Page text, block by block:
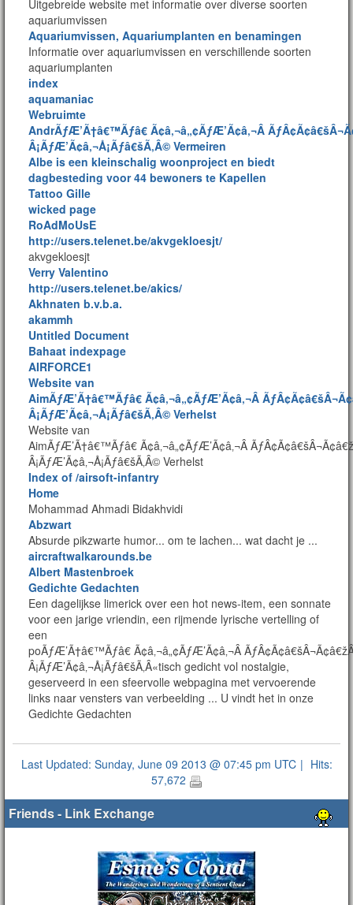
Uitgebreide website met informatie over diverse soorten
aquariumvissen
Aquariumvissen, Aquariumplanten en benamingen
Informatie over aquariumvissen en verschillende soorten
aquariumplanten
index
aquamaniac
Webruimte
AndrÃƒÆ’Ã†â€™Ãƒâ€ Ã¢â‚¬â„¢ÃƒÆ’Ã¢â‚¬Â
Â¡ÃƒÆ’Ã¢â‚¬Å¡Ãƒâ€šÃ‚Â© Vermeiren
Albe is een kleinschalig woonproject en biedt
dagbesteding voor 44 bewoners te Kapellen
Tattoo Gille
wicked page
RoAdMoUsE
http://users.telenet.be/akvgekloesjt/
akvgekloesjt
Verry Valentino
http://users.telenet.be/akics/
Akhnaten b.v.b.a.
akammh
Untitled Document
Bahaat indexpage
AIRFORCE1
Website van
AimÃƒÆ’Ã†â€™Ãƒâ€ Ã¢â‚¬â„¢ÃƒÆ’Ã¢â‚¬Â
Â¡ÃƒÆ’Ã¢â‚¬Å¡Ãƒâ€šÃ‚Â© Verhelst
Website van
AimÃƒÆ’Ã†â€™Ãƒâ€ Ã¢â‚¬â„¢ÃƒÆ’Ã¢â‚¬Â
Â¡ÃƒÆ’Ã¢â‚¬Å¡Ãƒâ€šÃ‚Â© Verhelst
Index of /airsoft-infantry
Home
Mohammad Ahmadi Bidakhvidi
Abzwart
Absurde pikzwarte humor... om te lachen... wat dacht je ...
aircraftwalkarounds.be
Albert Mastenbroek
Gedichte Gedachten
Een dagelijkse limerick over een hot news-item, een sonnate
voor een jarige vriendin, een rijmende lyrische vertelling of
een
poÃƒÆ’Ã†â€™Ãƒâ€ Ã¢â‚¬â„¢ÃƒÆ’Ã¢â‚¬Â
Â¡ÃƒÆ’Ã¢â‚¬Å¡Ãƒâ€šÃ‚Â«tisch gedicht vol nostalgie,
geserveerd in een sfeervolle webpagina met vervoerende
links naar vensters van verbeelding ... U vindt het in onze
Gedichte Gedachten
Last Updated: Sunday, June 09 2013 @ 07:45 pm UTC | Hits:
57,672
Friends - Link Exchange